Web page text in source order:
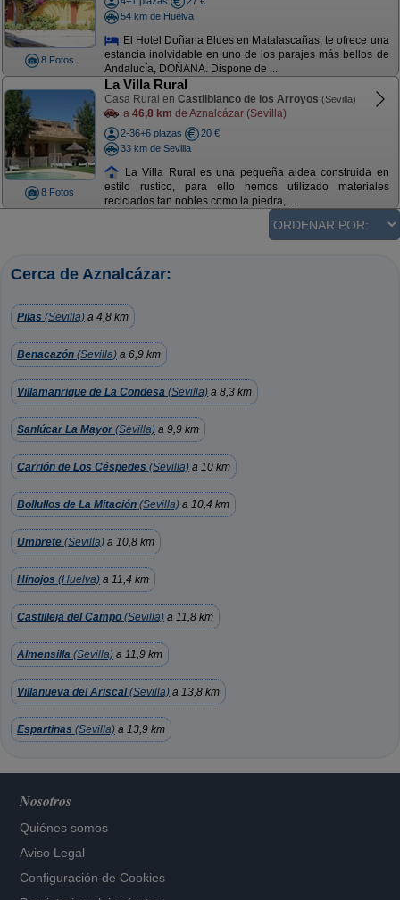
8 Fotos
54 km de Huelva
El Hotel Doñana Blues en Matalascañas, te ofrece una
estancia inolvidable en uno de los parajes más bellos de
Andalucía, DOÑANA. Dispone de ...
8 Fotos
La Villa Rural
Casa Rural en Castilblanco de los Arroyos (Sevilla)
a 46,8 km de Aznalcázar (Sevilla)
2-36+6 plazas
20 €
33 km de Sevilla
La Villa Rural es una pequeña aldea construida en
estilo rustico, para ello hemos utilizado materiales
reciclados tan nobles como la piedra, ...
Cerca de Aznalcázar:
Pilas (Sevilla) a 4,8 km
Benacazón (Sevilla) a 6,9 km
Villamanrique de La Condesa (Sevilla) a 8,3 km
Sanlúcar La Mayor (Sevilla) a 9,9 km
Carrión de Los Céspedes (Sevilla) a 10 km
Bollullos de La Mitación (Sevilla) a 10,4 km
Umbrete (Sevilla) a 10,8 km
Hinojos (Huelva) a 11,4 km
Castilleja del Campo (Sevilla) a 11,8 km
Almensilla (Sevilla) a 11,9 km
Villanueva del Ariscal(Sevilla) a 13,8 km
Espartinas (Sevilla) a 13,9 km
Nosotros
Quiénes somos
Aviso Legal
Configuración de Cookies